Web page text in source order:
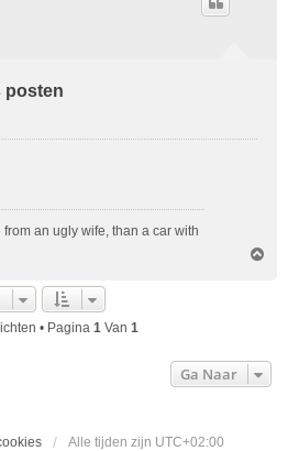
posten
an ugly wife, than a car with
• Pagina 1Van 1
Ga Naar
Alle tijden zijn UTC+02:00